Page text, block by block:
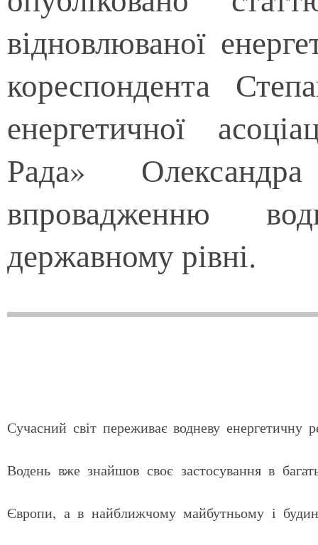
відновлюваної
кореспондента
енергетичної
Рада»
впровадженню
державному рівні.
Сучасний світ переживає водневу енергетичну
Водень вже знайшов своє застосування в
Європи, а в найближчому майбутньому і